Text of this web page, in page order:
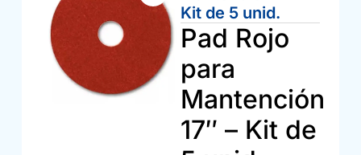
Kit de 5 unid.
Pad Rojo
para
Mantención
17″ – Kit de